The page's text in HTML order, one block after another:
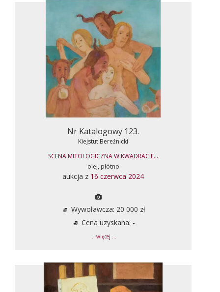
Nr Katalogowy 123.
Kiejstut Bereźnicki
SCENA MITOLOGICZNA W KWADRACIE...
olej, płótno
aukcja z 16 czerwca 2024
Wywoławcza: 20 000 zł
Cena uzyskana: -
... więcej ...